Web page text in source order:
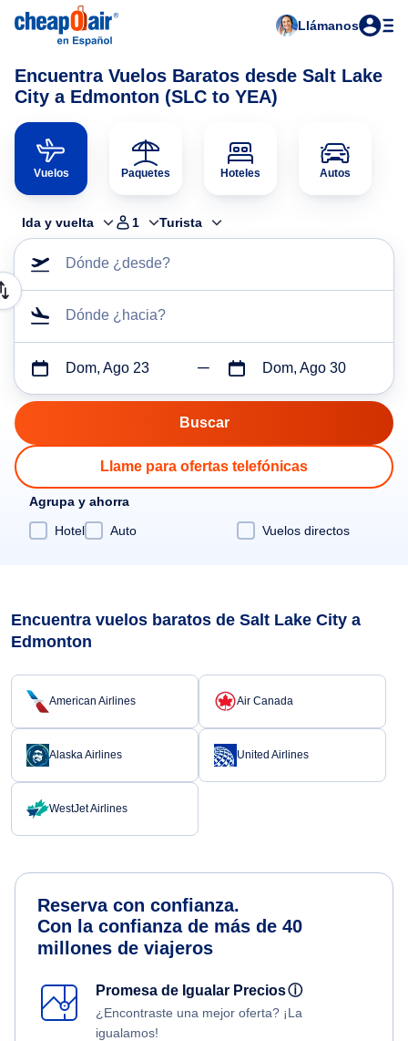
Llámanos
Encuentra Vuelos Baratos desde Salt Lake
City a Edmonton (SLC to YEA)
Vuelos Paquetes Hoteles Autos
Ida y vuelta 1 Turista
Dónde ¿desde?
Dónde ¿hacia?
Dom, Ago 23 Dom, Ago 30
Llame para ofertas telefónicas
Agrupa y ahorra
Hotel
Auto Vuelos directos
Encuentra vuelos baratos de Salt Lake City a
Edmonton
American Airlines Air Canada
Alaska Airlines United Airlines
WestJet Airlines
Reserva con confianza.
Con la confianza de más de 40
millones de viajeros
Promesa de Igualar Preciosⓘ
¿Encontraste una mejor oferta? ¡La
igualamos!